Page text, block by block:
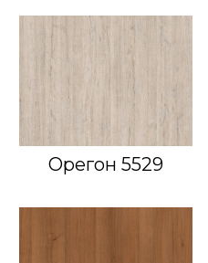
Орегон 5529